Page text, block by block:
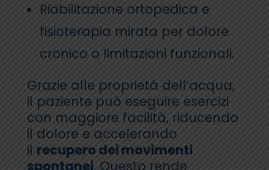
Riabilitazione ortopedica e
fisioterapia mirata per dolore
cronico o limitazioni funzionali.
Grazie alle proprietà dell’acqua,
il paziente può eseguire esercizi
con maggiore facilità, riducendo
il dolore e accelerando
il recupero dei movimenti
spontanei. Questo rende